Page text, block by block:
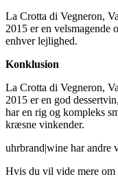
La Crotta di Vegneron,
2015 er en velsmagende
enhver lejlighed.
Konklusion
La Crotta di Vegneron,
2015 er en god
har en rig og kompleks
kræsne vinkender.
uhrbrand|wine har andre
Hvis du vil vide mere om